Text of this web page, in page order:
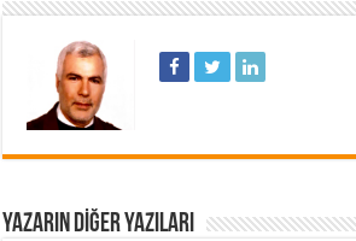
YAZARIN DIĞER YAZILARI